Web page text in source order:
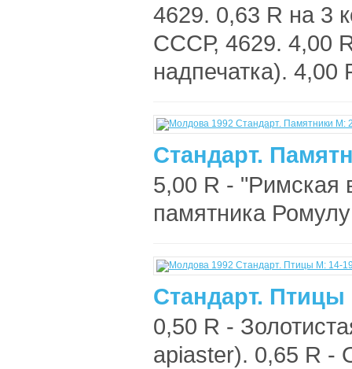
4629. 0,63 R на 3
СССР, 4629. 4,00
надпечатка).
Стандарт.
5,00 R - "Римская
памятника
Стандарт.
0,50 R -
apiaster). 0,65 R -